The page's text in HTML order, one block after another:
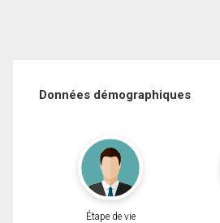
Données démographiques
Étape de vie